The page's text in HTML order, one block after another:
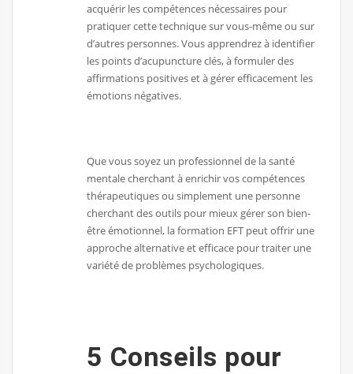
acquérir les compétences nécessaires pour
pratiquer cette technique sur vous-même ou sur
d’autres personnes. Vous apprendrez à identifier
les points d’acupuncture clés, à formuler des
affirmations positives et à gérer efficacement les
émotions négatives.
Que vous soyez un professionnel de la santé
mentale cherchant à enrichir vos compétences
thérapeutiques ou simplement une personne
cherchant des outils pour mieux gérer son bien-
être émotionnel, la formation EFT peut offrir une
approche alternative et efficace pour traiter une
variété de problèmes psychologiques.
5 Conseils pour